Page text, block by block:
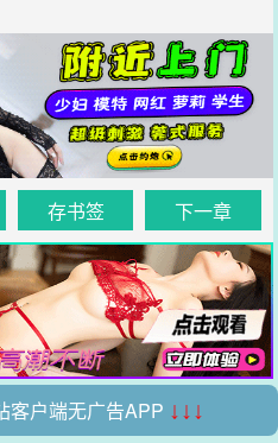
存书签 下一章
客户端无广告APP ↓↓↓